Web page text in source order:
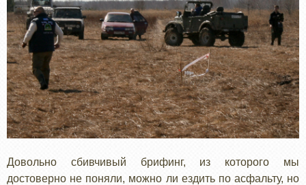
Довольно сбивчивый брифинг, из которого мы
достоверно не поняли, можно ли ездить по асфальту, но